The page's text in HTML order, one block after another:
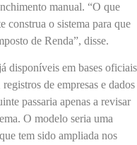
manual. “O que
construa o sistema para que
de Renda”, disse.
disponíveis em bases oficiais
de empresas e dados
passaria apenas a revisar
O modelo seria uma
tem sido ampliada nos